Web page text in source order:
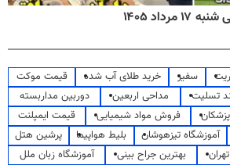
۱۴۰۵
سفیر خرید طلای آب شده
قیمت موکت
تسلیت مداحی اربعین
دوربین مداربسته
فروش مواد شیمیایی
قیمت ایمپلنت
آموزشگاه تیزهوشان بلیط هواپیما
پرشین هتل
بهترین جراح بینی
آموزشگاه زبان ملل